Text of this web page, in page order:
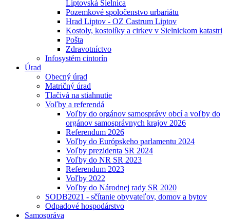
Liptovská Sielnica
Pozemkové spoločenstvo urbariátu
Hrad Liptov - OZ Castrum Liptov
Kostoly, kostolíky a cirkev v Sielnickom katastri
Pošta
Zdravotníctvo
Infosystém cintorín
Úrad
Obecný úrad
Matričný úrad
Tlačivá na stiahnutie
Voľby a referendá
Voľby do orgánov samosprávy obcí a voľby do
orgánov samosprávnych krajov 2026
Referendum 2026
Voľby do Európskeho parlamentu 2024
Voľby prezidenta SR 2024
Voľby do NR SR 2023
Referendum 2023
Voľby 2022
Voľby do Národnej rady SR 2020
SODB2021 - sčítanie obyvateľov, domov a bytov
Odpadové hospodárstvo
Samospráva